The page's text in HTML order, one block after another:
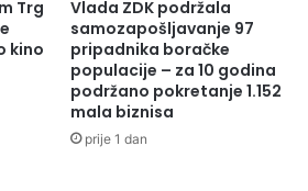
Trg
kino
Vlada ZDK podržala
samozapošljavanje 97
pripadnika boračke
populacije – za 10 godina
podržano pokretanje 1.152
mala biznisa
prije 1 dan